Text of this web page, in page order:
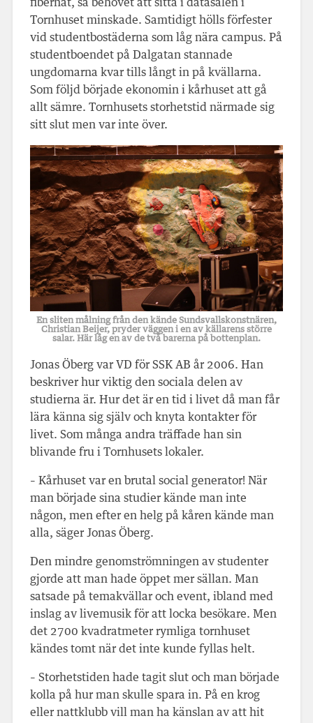
fibernät, så behovet att sitta i datasalen i
Tornhuset minskade. Samtidigt hölls förfester
vid studentbostäderna som låg nära campus. På
studentboendet på Dalgatan stannade
ungdomarna kvar tills långt in på kvällarna.
Som följd började ekonomin i kårhuset att gå
allt sämre. Tornhusets storhetstid närmade sig
sitt slut men var inte över.
En sliten målning från den kände Sundsvallskonstnären,
Christian Beijer, pryder väggen i en av källarens större
salar. Här låg en av de två barerna på bottenplan.
Jonas Öberg var VD för SSK AB år 2006. Han
beskriver hur viktig den sociala delen av
studierna är. Hur det är en tid i livet då man får
lära känna sig själv och knyta kontakter för
livet. Som många andra träffade han sin
blivande fru i Tornhusets lokaler.
– Kårhuset var en brutal social generator! När
man började sina studier kände man inte
någon, men efter en helg på kåren kände man
alla, säger Jonas Öberg.
Den mindre genomströmningen av studenter
gjorde att man hade öppet mer sällan. Man
satsade på temakvällar och event, ibland med
inslag av livemusik för att locka besökare. Men
det 2700 kvadratmeter rymliga tornhuset
kändes tomt när det inte kunde fyllas helt.
– Storhetstiden hade tagit slut och man började
kolla på hur man skulle spara in. På en krog
eller nattklubb vill man ha känslan av att hit